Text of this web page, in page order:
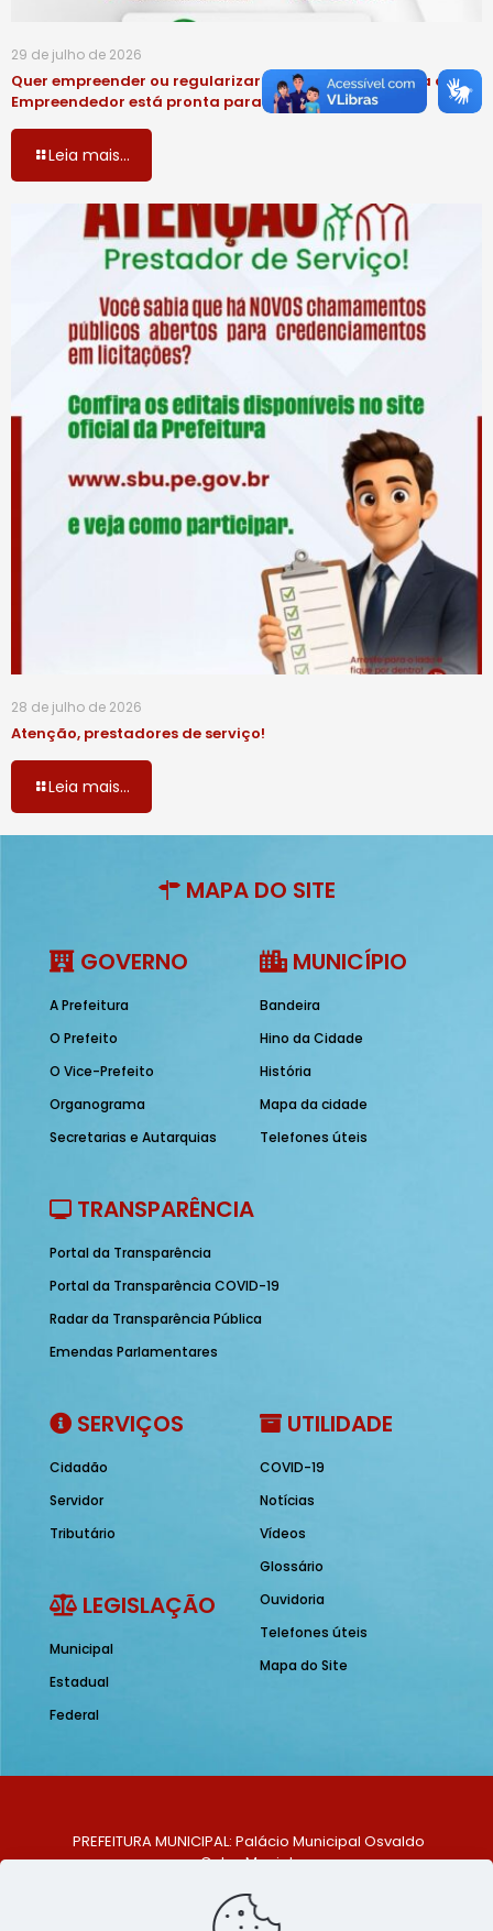
29 de julho de 2026
Quer empreender ou regularizar o seu negócio? A Sala do
Empreendedor está pronta para ajudar você!
Leia mais...
28 de julho de 2026
Atenção, prestadores de serviço!
Leia mais...
MAPA DO SITE
GOVERNO
A Prefeitura
O Prefeito
O Vice-Prefeito
Organograma
Secretarias e Autarquias
MUNICÍPIO
Bandeira
Hino da Cidade
História
Mapa da cidade
Telefones úteis
TRANSPARÊNCIA
Portal da Transparência
Portal da Transparência COVID-19
Radar da Transparência Pública
Emendas Parlamentares
SERVIÇOS
Cidadão
Servidor
Tributário
LEGISLAÇÃO
Municipal
Estadual
Federal
UTILIDADE
COVID-19
Notícias
Vídeos
Glossário
Ouvidoria
Telefones úteis
Mapa do Site
PREFEITURA MUNICIPAL: Palácio Municipal Osvaldo
Celso Maciel
Centro, São Bento do Una - PE. CEP: 553370-128
TELEFONE: (81) 99548-1569